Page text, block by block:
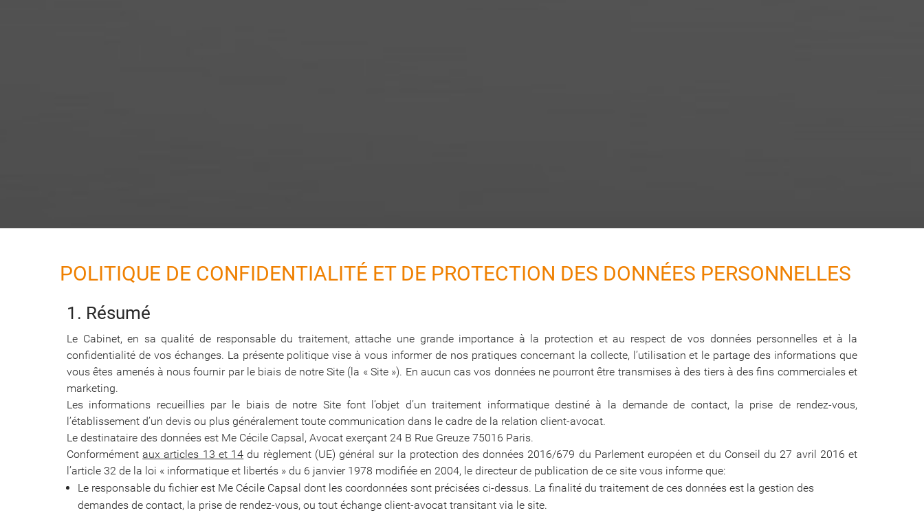
POLITIQUE DE CONFIDENTIALITÉ ET DE PROTECTION DES DONNÉES PERSONNELLES
1. Résumé
Le Cabinet, en sa qualité de responsable du traitement, attache une grande importance à la protection et au respect de vos données personnelles et à la
confidentialité de vos échanges. La présente politique vise à vous informer de nos pratiques concernant la collecte, l’utilisation et le partage des informations que
vous êtes amenés à nous fournir par le biais de notre Site (la « Site »). En aucun cas vos données ne pourront être transmises à des tiers à des fins commerciales et
marketing.
Les informations recueillies par le biais de notre Site font l’objet d’un traitement informatique destiné à la demande de contact, la prise de rendez-vous,
l’établissement d’un devis ou plus généralement toute communication dans le cadre de la relation client-avocat.
Le destinataire des données est Me Cécile Capsal, Avocat exerçant 24 B Rue Greuze 75016 Paris.
Conformémentaux articles 13 et 14 du règlement (UE) général sur la protection des données 2016/679 du Parlement européen et du Conseil du 27 avril 2016 et
l’article 32 de la loi « informatique et libertés » du 6 janvier 1978 modifiée en 2004, le directeur de publication de ce site vous informe que:
Le responsable du fichier est Me Cécile Capsal dont les coordonnées sont précisées ci-dessus. La finalité du traitement de ces données est la gestion des
demandes de contact, la prise de rendez-vous, ou tout échange client-avocat transitant via le site.